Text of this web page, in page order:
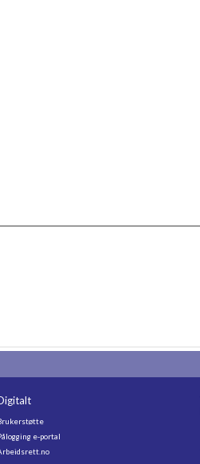
e-portal